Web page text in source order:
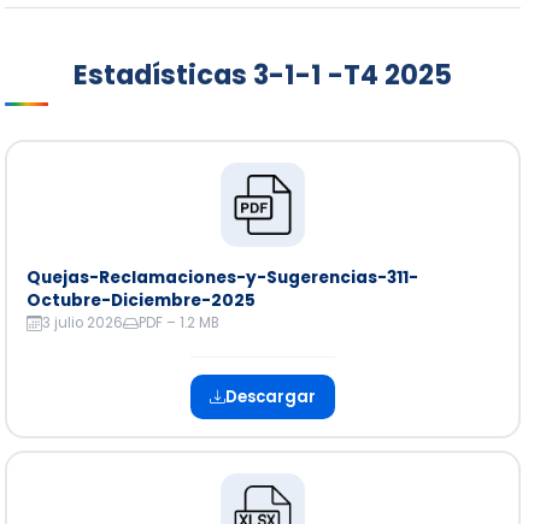
Estadísticas 3-1-1 -T4 2025
Quejas-Reclamaciones-y-Sugerencias-311-
Octubre-Diciembre-2025
3 julio 2026 PDF – 1.2 MB
Descargar